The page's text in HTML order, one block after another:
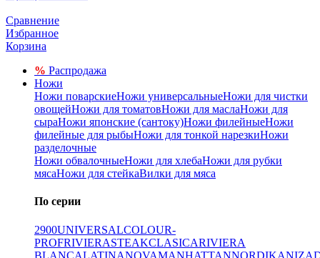
Сравнение
Избранное
Корзина
% Распродажа
Ножи
Ножи поварскиеНожи универсальныеНожи для чистки
овощейНожи для томатовНожи для маслаНожи для
сыраНожи японские (сантоку)Ножи филейныеНожи
филейные для рыбыНожи для тонкой нарезкиНожи
разделочные
Ножи обвалочныеНожи для хлебаНожи для рубки
мясаНожи для стейкаВилки для мяса
По серии
2900UNIVERSALCOLOUR-
PROFRIVIERASTEAKCLASICARIVIERA
BLANCALATINANOVAMANHATTANNORDIKANIZA